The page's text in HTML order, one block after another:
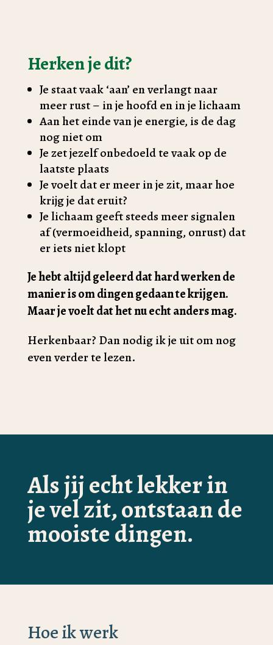
Herken je dit?
Je staat vaak ‘aan’ en verlangt naar
meer rust – in je hoofd en in je lichaam
Aan het einde van je energie, is de dag
nog niet om
Je zet jezelf onbedoeld te vaak op de
laatste plaats
Je voelt dat er meer in je zit, maar hoe
krijg je dat eruit?
Je lichaam geeft steeds meer signalen
af (vermoeidheid, spanning, onrust) dat
er iets niet klopt
Je hebt altijd geleerd dat hard werken de
manier is om dingen gedaan te krijgen.
Maar je voelt dat het nu echt anders mag.
Herkenbaar? Dan nodig ik je uit om nog
even verder te lezen.
Als jij echt lekker in
je vel zit, ontstaan de
mooiste dingen.
Hoe ik werk